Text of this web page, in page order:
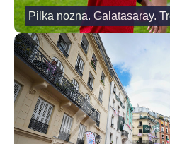
Pilka nozna. Galatasaray.